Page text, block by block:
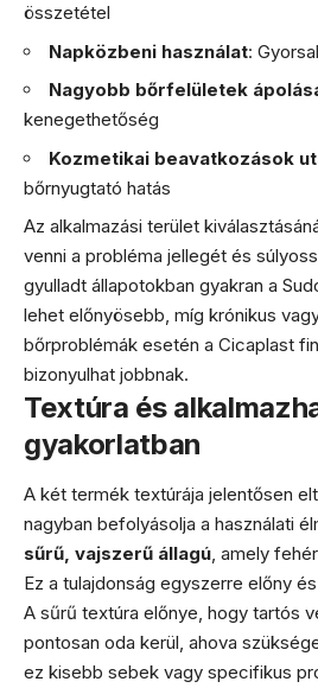
összetétel
Napközbeni használat:
Nagyobb bőrfelületek
kenegethetőség
Kozmetikai beavatkozások
bőrnyugtató hatás
Az alkalmazási terület
venni a probléma jellegét és
gyulladt állapotokban gyakran a
lehet előnyösebb, míg krónikus
bőrproblémák esetén a Cicaplast
bizonyulhat jobbnak.
Textúra és
gyakorlatban
A két termék textúrája jelentősen
nagyban befolyásolja a használati
sűrű, vajszerű állagú, amely
Ez a tulajdonság egyszerre előny
A sűrű textúra előnye, hogy tartós
pontosan oda kerül, ahova
ez kisebb sebek vagy specifikus